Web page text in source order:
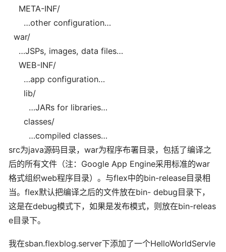
META-INF/
…other configuration…
war/
…JSPs, images, data files…
WEB-INF/
…app configuration…
lib/
…JARs for libraries…
classes/
…compiled classes…
src为java源码目录，war为程序布署目录，包括了编译之
后的所有文件（注：Google App Engine采用标准的war
格式组织web程序目录）。与flex中的bin-release目录相
当。flex默认把编译之后的文件放在bin- debug目录下，
这是在debug模式下，如果是发布模式，则放在bin-releas
e目录下。
我在sban.flexblog.server下添加了一个HelloWorldServle